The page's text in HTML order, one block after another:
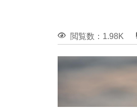
閲覧数：1.98K